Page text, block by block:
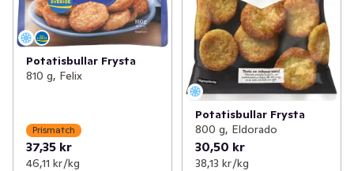
Potatisbullar Frysta
810 g, Felix
Prismatch
37,35 kr
46,11 kr /kg
Potatisbullar Frysta
800 g, Eldorado
30,50 kr
38,13 kr /kg